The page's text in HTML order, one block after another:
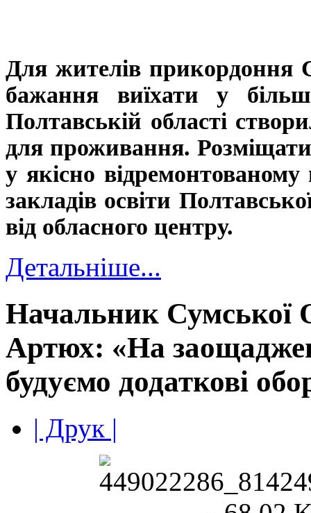
Для жителів
бажання виїхати у
Полтавській області
для проживання. Розміщати
у якісно
закладів освіти
від обласного центру.
Детальніше...
Начальник
Артюх: «На
будуємо додаткові
| Друк |